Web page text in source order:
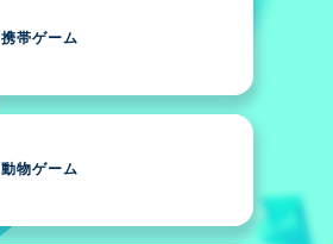
携帯ゲーム
動物ゲーム